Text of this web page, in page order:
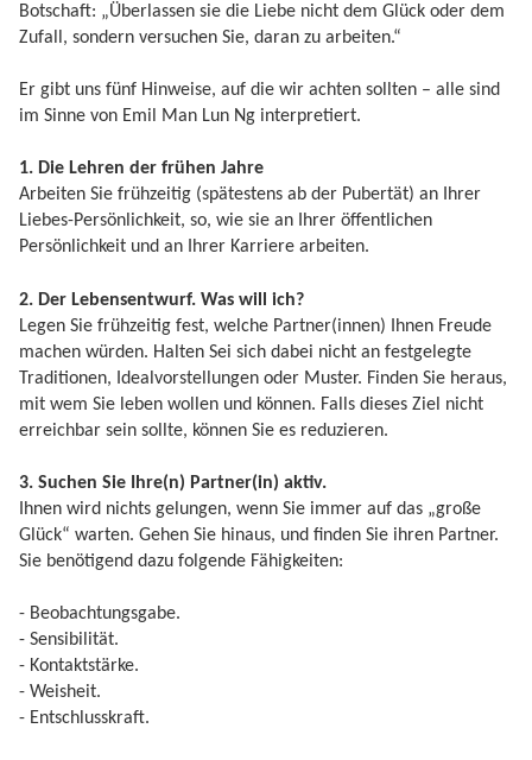
Botschaft: „Überlassen sie die Liebe nicht dem Glück oder dem
Zufall, sondern versuchen Sie, daran zu arbeiten.“
Er gibt uns fünf Hinweise, auf die wir achten sollten – alle sind
im Sinne von Emil Man Lun Ng interpretiert.
1. Die Lehren der frühen Jahre
Arbeiten Sie frühzeitig (spätestens ab der Pubertät) an Ihrer
Liebes-Persönlichkeit, so, wie sie an Ihrer öffentlichen
Persönlichkeit und an Ihrer Karriere arbeiten.
2. Der Lebensentwurf. Was will ich?
Legen Sie frühzeitig fest, welche Partner(innen) Ihnen Freude
machen würden. Halten Sei sich dabei nicht an festgelegte
Traditionen, Idealvorstellungen oder Muster. Finden Sie heraus,
mit wem Sie leben wollen und können. Falls dieses Ziel nicht
erreichbar sein sollte, können Sie es reduzieren.
3. Suchen Sie Ihre(n) Partner(in) aktiv.
Ihnen wird nichts gelungen, wenn Sie immer auf das „große
Glück“ warten. Gehen Sie hinaus, und finden Sie ihren Partner.
Sie benötigend dazu folgende Fähigkeiten:
- Beobachtungsgabe.
- Sensibilität.
- Kontaktstärke.
- Weisheit.
- Entschlusskraft.